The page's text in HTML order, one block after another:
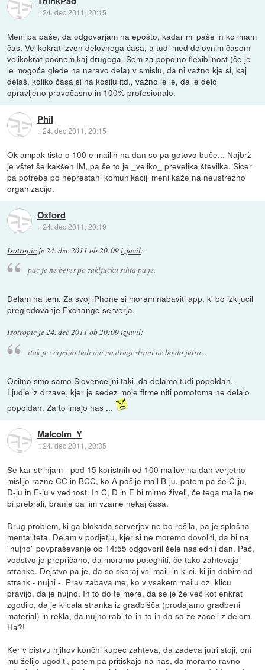
::24. dec 2011, 20:15
Meni pa paše, da odgovarjam na epošto, kadar mi paše in ko imam
čas. Velikokrat izven delovnega časa, a tudi med delovnim časom
velikokrat počnem kaj drugega. Sem za popolno flexibilnost (če je
le mogoča glede na naravo dela) v smislu, da ni važno kje si, kaj
delaš, koliko časa si na kosilu itd., važno je le, da je delo
opravljeno pravočasno in 100% profesionalo.
Phil
::24. dec 2011, 20:15
Ok ampak tisto o 100 e-mailih na dan so pa gotovo buče... Najbrž
je vštet še kakšen IM, pa še to je _veliko_ prevelika številka. Sicer
pa potreba po neprestani komunikaciji meni kaže na neustrezno
organizacijo.
Oxford
::24. dec 2011, 20:19
Isotropic je24. dec 2011 ob 20:09izjavil:
pac je ne beres po zakljucku sihta pa je.
Delam na tem. Za svoj iPhone si moram nabaviti app, ki bo izkljucil
pregledovanje Exchange serverja.
Isotropic je24. dec 2011 ob 20:09izjavil:
itak je verjetno tudi oni na drugi strani ne bo do jutra...
Ocitno smo samo Slovenceljni taki, da delamo tudi popoldan.
Ljudje iz drzave, kjer je sedez moje firme niti pomotoma ne delajo
popoldan. Za to imajo nas ...
Malcolm_Y
::24. dec 2011, 20:35
Se kar strinjam - pod 15 koristnih od 100 mailov na dan verjetno
mislijo razne CC in BCC, ko A pošlje mail B-ju, potem pa še C-ju,
D-ju in E-ju v vednost. In C, D in E bi mirno živeli, če tega maila ne
bi prebrali, branje pa jim vzame nekaj časa.
Drug problem, ki ga blokada serverjev ne bo rešila, pa je splošna
mentaliteta. Delam v podjetju, kjer si ne moremo dovoliti, da bi na
"nujno" povpraševanje ob 14:55 odgovoril šele naslednji dan. Pač,
vodstvo je prepričano, da moramo potegniti, če tako zahtevajo
stranke. Dejstvo pa je, da so skoraj vsi maili in klici, ki jih dobim od
strank - nujni -. Prav zabava me, ko v vsakem mailu oz. klicu
pravijo, da je nujno. In to do te mere, da se je že več kot enkrat
zgodilo, da je klicala stranka iz gradbišča (prodajamo gradbeni
material) in rekla, da nujno rabi to-in-to in da so že začeli z delom.
Ha?!
Ker v bistvu njihov končni kupec zahteva, da zadeva jutri stoji, oni
mu želijo ugoditi, potem pa pritiskajo na nas, da moramo ravno